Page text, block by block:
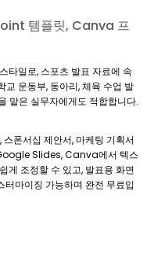
템플릿, Canva 프
타일로, 스포츠 발표 자료에 속
교 운동부, 동아리, 체육 수업 발
맡은 실무자에게도 적합합니다.
폰서십 제안서, 마케팅 기획서
Slides, Canva에서 텍스
게 조정할 수 있고, 발표용 화면
터마이징 가능하며 완전 무료입